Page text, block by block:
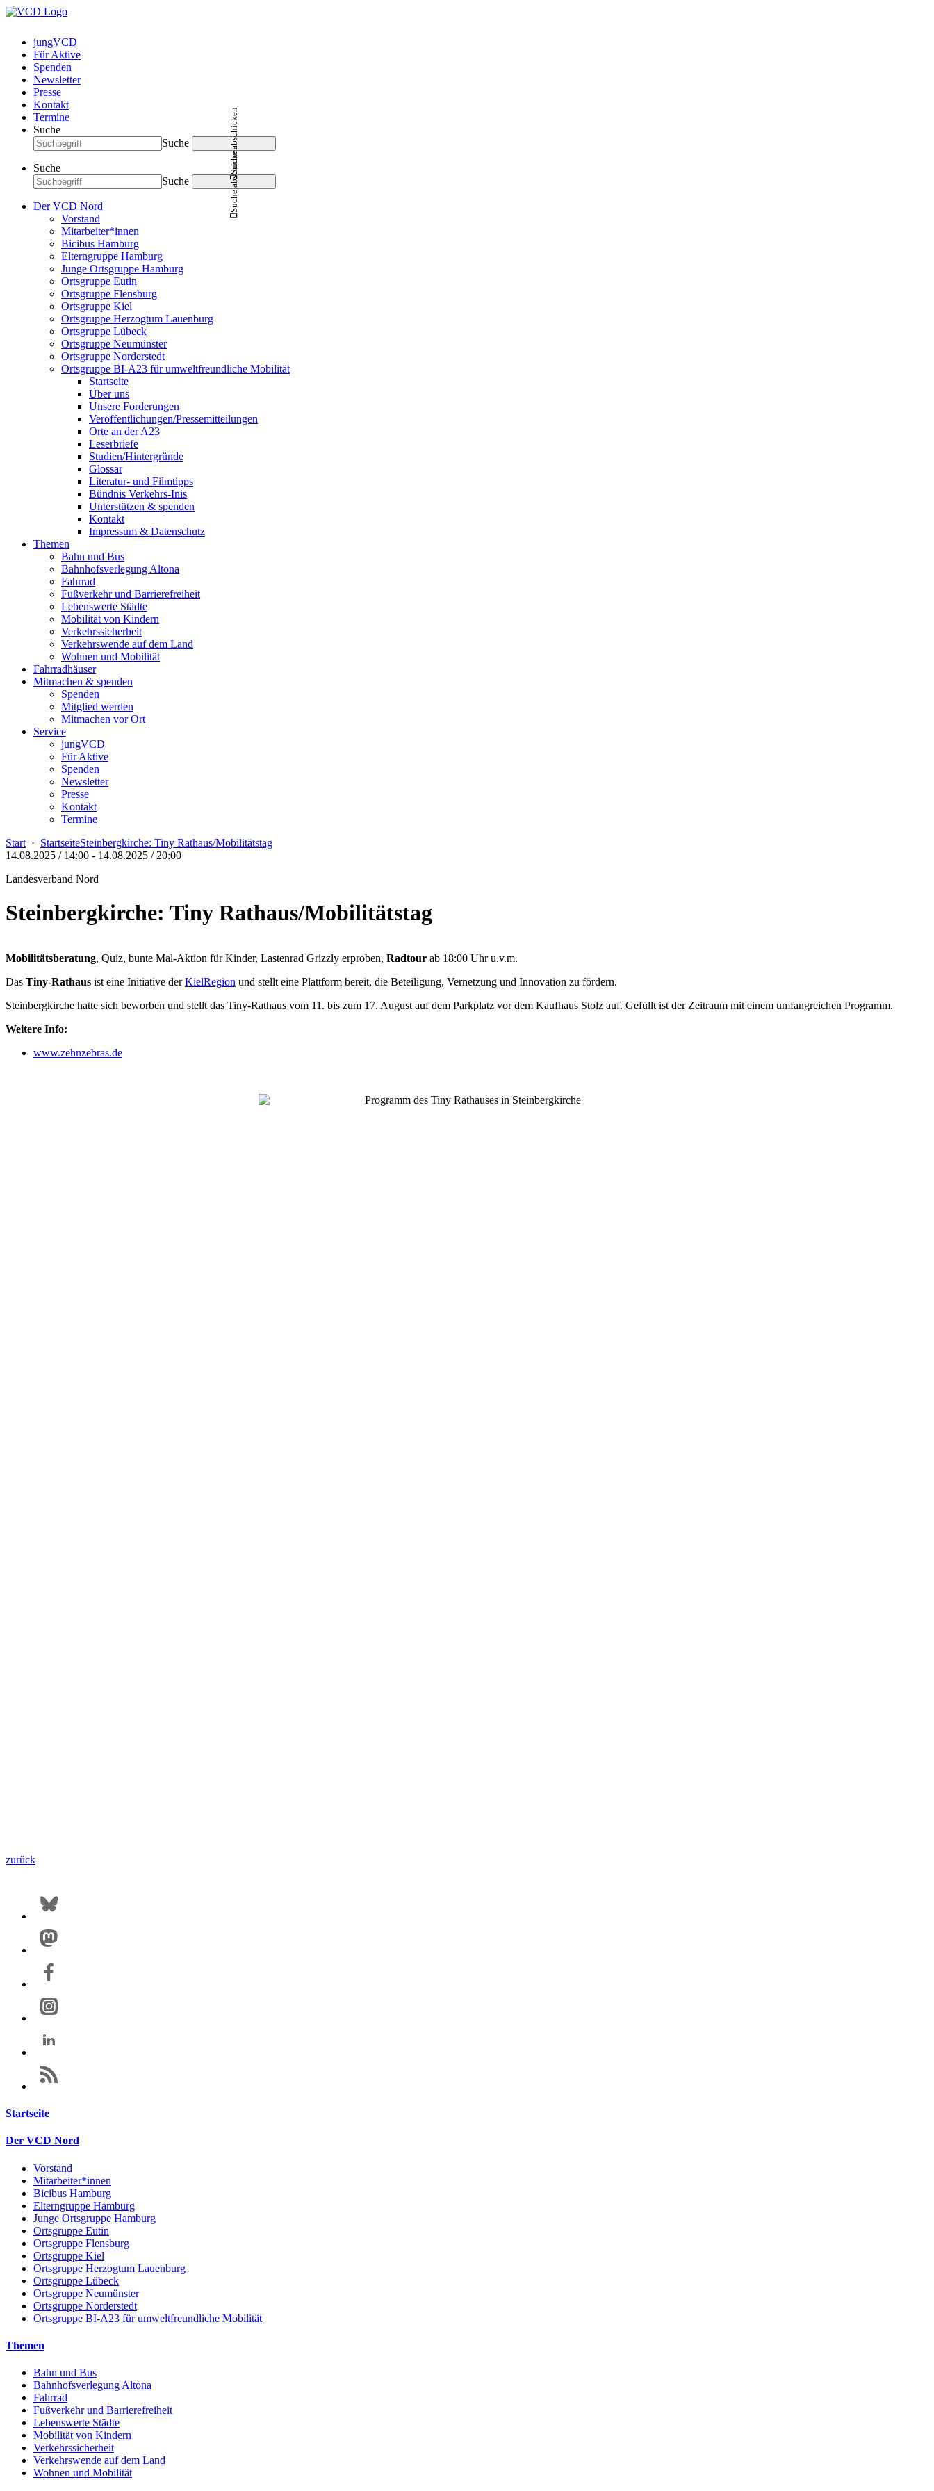
jungVCD
Für Aktive
Spenden
Newsletter
Presse
Kontakt
Termine
Suche
Suche
Suche abschicken
Suche
Suche
Suche abschicken
Der VCD Nord
Vorstand
Mitarbeiter*innen
Bicibus Hamburg
Elterngruppe Hamburg
Junge Ortsgruppe Hamburg
Ortsgruppe Eutin
Ortsgruppe Flensburg
Ortsgruppe Kiel
Ortsgruppe Herzogtum Lauenburg
Ortsgruppe Lübeck
Ortsgruppe Neumünster
Ortsgruppe Norderstedt
Ortsgruppe BI-A23 für umweltfreundliche Mobilität
Startseite
Über uns
Unsere Forderungen
Veröffentlichungen/Pressemitteilungen
Orte an der A23
Leserbriefe
Studien/Hintergründe
Glossar
Literatur- und Filmtipps
Bündnis Verkehrs-Inis
Unterstützen & spenden
Kontakt
Impressum & Datenschutz
Themen
Bahn und Bus
Bahnhofsverlegung Altona
Fahrrad
Fußverkehr und Barrierefreiheit
Lebenswerte Städte
Mobilität von Kindern
Verkehrssicherheit
Verkehrswende auf dem Land
Wohnen und Mobilität
Fahrradhäuser
Mitmachen & spenden
Spenden
Mitglied werden
Mitmachen vor Ort
Service
jungVCD
Für Aktive
Spenden
Newsletter
Presse
Kontakt
Termine
Start · StartseiteSteinbergkirche: Tiny Rathaus/Mobilitätstag
14.08.2025 / 14:00 - 14.08.2025 / 20:00
Landesverband Nord
Steinbergkirche: Tiny Rathaus/Mobilitätstag
Mobilitätsberatung, Quiz, bunte Mal-Aktion für Kinder, Lastenrad Grizzly erproben, Radtour ab 18:00 Uhr u.v.m.
Das Tiny-Rathaus ist eine Initiative derKielRegion und stellt eine Plattform bereit, die Beteiligung, Vernetzung und Innovation zu fördern.
Steinbergkirche hatte sich beworben und stellt das Tiny-Rathaus vom 11. bis zum 17. August auf dem Parkplatz vor dem Kaufhaus Stolz auf. Gefüllt ist der Zeitraum mit einem umfangreichen Programm.
Weitere Info:
www.zehnzebras.de
zurück
Startseite
Der VCD Nord
Vorstand
Mitarbeiter*innen
Bicibus Hamburg
Elterngruppe Hamburg
Junge Ortsgruppe Hamburg
Ortsgruppe Eutin
Ortsgruppe Flensburg
Ortsgruppe Kiel
Ortsgruppe Herzogtum Lauenburg
Ortsgruppe Lübeck
Ortsgruppe Neumünster
Ortsgruppe Norderstedt
Ortsgruppe BI-A23 für umweltfreundliche Mobilität
Themen
Bahn und Bus
Bahnhofsverlegung Altona
Fahrrad
Fußverkehr und Barrierefreiheit
Lebenswerte Städte
Mobilität von Kindern
Verkehrssicherheit
Verkehrswende auf dem Land
Wohnen und Mobilität